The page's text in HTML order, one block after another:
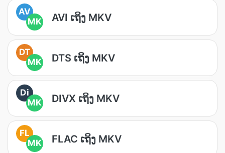
AV
MK
AVI ເຖິງ MKV
DT
MK
DTS ເຖິງ MKV
Di
MK
DIVX ເຖິງ MKV
FL
MK
FLAC ເຖິງ MKV